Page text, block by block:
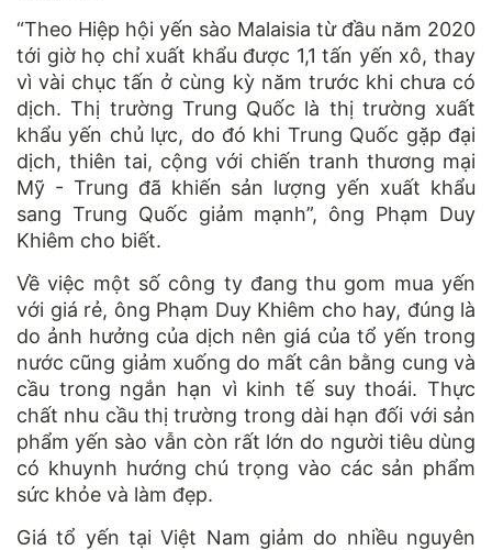
“Theo Hiệp hội yến sào Malaisia từ đầu năm 2020
tới giờ họ chỉ xuất khẩu được 1,1 tấn yến xô, thay
vì vài chục tấn ở cùng kỳ năm trước khi chưa có
dịch. Thị trường Trung Quốc là thị trường xuất
khẩu yến chủ lực, do đó khi Trung Quốc gặp đại
dịch, thiên tai, cộng với chiến tranh thương mại
Mỹ - Trung đã khiến sản lượng yến xuất khẩu
sang Trung Quốc giảm mạnh”, ông Phạm Duy
Khiêm cho biết.
Về việc một số công ty đang thu gom mua yến
với giá rẻ, ông Phạm Duy Khiêm cho hay, đúng là
do ảnh hưởng của dịch nên giá của tổ yến trong
nước cũng giảm xuống do mất cân bằng cung và
cầu trong ngắn hạn vì kinh tế suy thoái. Thực
chất nhu cầu thị trường trong dài hạn đối với sản
phẩm yến sào vẫn còn rất lớn do người tiêu dùng
có khuynh hướng chú trọng vào các sản phẩm
sức khỏe và làm đẹp.
Giá tổ yến tại Việt Nam giảm do nhiều nguyên